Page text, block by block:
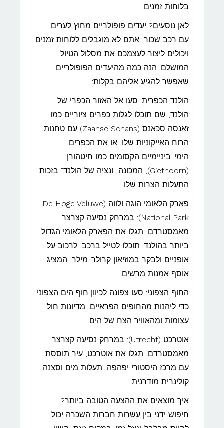
בלוחות זמנים.
לאן נוסעים? יעדים פופולריים מחוץ לערים
עם רכב שכור, אתם לא מוגבלים ללוחות זמנים
ויכולים ליצור לעצמכם את מסלול הטיול
המושלם. הנה כמה מהיעדים הפופולריים
שאפשר להגיע אליהם בקלות:
הולנד הכפרית: סעו אל האזור הכפרי של
הולנד, שם תוכלו לגלות כפרים ציוריים כמו
זאנסה סכאנס (Zaanse Schans) עם טחנות
הרוח האייקוניות שלו, או את הכפרים
הימי-ביניימיים הקסומים כמו חיטהורן
(Giethoorn), המכונה "ונציה של הולנד" בזכות
התעלות הצרות שלו.
פארק הלאומי הוגה ולווה (De Hoge Veluwe
National Park): במרחק נסיעה קצרצר
מאמסטרדם, תגלו את הפארק הלאומי הגדול
ביותר בהולנד. תוכלו לטייל ברכב, לרכוב על
אופניים ולבקר במוזיאון קרולר-מילר, המציג
אוסף אמנות מרשים.
החוף הצפוני: סעו צפונה לכיוון חוף הים הצפוני
כדי ליהנות מהחופים הפראיים, מדיונות חול
עצומות ומהאוויר הצח של הים.
אוטרכט (Utrecht): במרחק נסיעה קצרצר
מאמסטרדם, תגלו את אוטרכט, עיר תוססת
עם מרכז היסטורי יפהפה, תעלות מים וסצנה
קולינרית מודרנית.
איך מוצאים את ההצעה הטובה ביותר?
חיפוש ידני בין עשרות חברות השכרה יכול